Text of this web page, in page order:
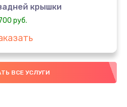
крышки
руб.
чистка
руб.
ВСЕ УСЛУГИ